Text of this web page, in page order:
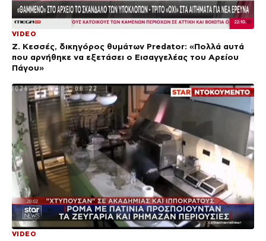
VIDEO
Ζ. Κεσσές, δικηγόρος θυμάτων Predator: «Πολλά αυτά
που αρνήθηκε να εξετάσει ο Εισαγγελέας του Αρείου
Πάγου»
VIDEO